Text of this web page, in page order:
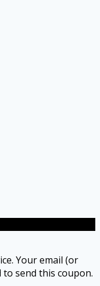
Your email (or
send this coupon.